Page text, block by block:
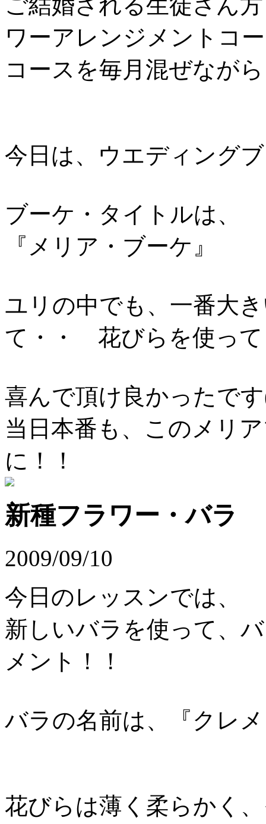
ご結婚される生徒さん
ワーアレンジメントコ
コースを毎月混ぜなが
今日は、ウエディング
ブーケ・タイトルは、
『メリア・ブーケ』
ユリの中でも、一番大
て・・ 花びらを使って
喜んで頂け良かったで
当日本番も、このメリ
に！！
新種フラワー・バラ
2009/09/10
今日のレッスンでは、
新しいバラを使って、
メント！！
バラの名前は、『クレ
花びらは薄く柔らかく